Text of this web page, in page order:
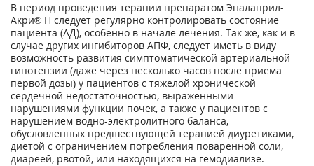
В период проведения терапии препаратом Эналаприл-
Акри® Н следует регулярно контролировать состояние
пациента (АД), особенно в начале лечения. Так же, как и в
случае других ингибиторов АПФ, следует иметь в виду
возможность развития симптоматической артериальной
гипотензии (даже через несколько часов после приема
первой дозы) у пациентов с тяжелой хронической
сердечной недостаточностью, выраженными
нарушениями функции почек, а также у пациентов с
нарушением водно-электролитного баланса,
обусловленных предшествующей терапией диуретиками,
диетой с ограничением потребления поваренной соли,
диареей, рвотой, или находящихся на гемодиализе.